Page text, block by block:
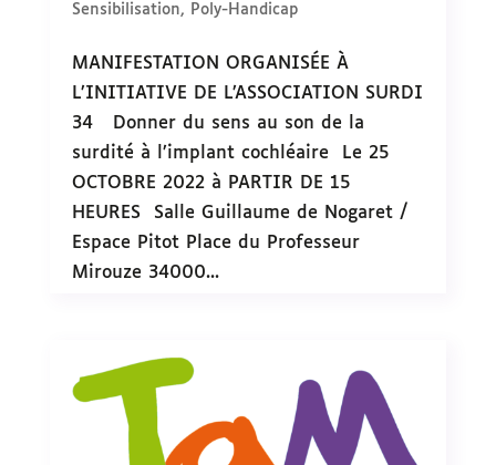
Sensibilisation, Poly-Handicap
MANIFESTATION ORGANISÉE À
L’INITIATIVE DE L’ASSOCIATION SURDI
34 Donner du sens au son de la
surdité à l’implant cochléaire Le 25
OCTOBRE 2022 à PARTIR DE 15
HEURES Salle Guillaume de Nogaret /
Espace Pitot Place du Professeur
Mirouze 34000...